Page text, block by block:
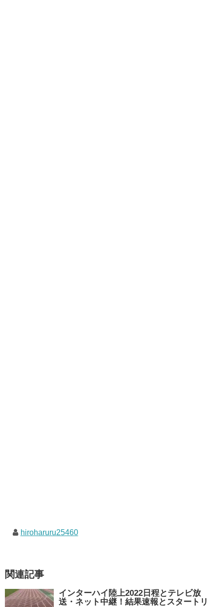
hiroharuru25460
関連記事
インターハイ陸上2022日程とテレビ放
送・ネット中継！結果速報とスタートリ